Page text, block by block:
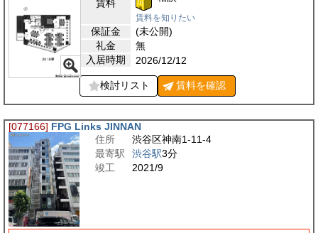
賃料
賃料を知りたい
保証金
(未公開)
礼金
無
入居時期
2026/12/12
検討リスト 賃料を確認
[077166] FPG Links JINNAN
住所
渋谷区神南1-11-4
最寄駅
渋谷駅3分
竣工
2021/9